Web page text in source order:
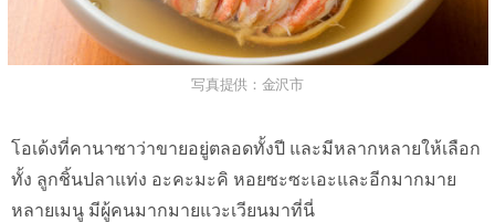
写真提供：金沢市
โอเด้งที่คานาซาว่าขายอยู่ตลอดทั้งปี และมีหลากหลายให้เลือก
ทั้ง ลูกชิ้นปลาแท่ง อะคะมะคิ หอยซะซะเอะและอีกมากมาย
หลายเมนู มีผู้คนมากมายแวะเวียนมาที่นี่